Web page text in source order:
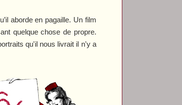
aborde en pagaille. Un film
quelque chose de propre.
qu'il nous livrait il n'y a